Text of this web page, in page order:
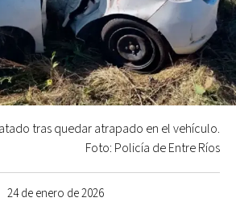
24 de enero de 2026
tras quedar atrapado en el vehículo.
Foto: Policía de Entre Ríos